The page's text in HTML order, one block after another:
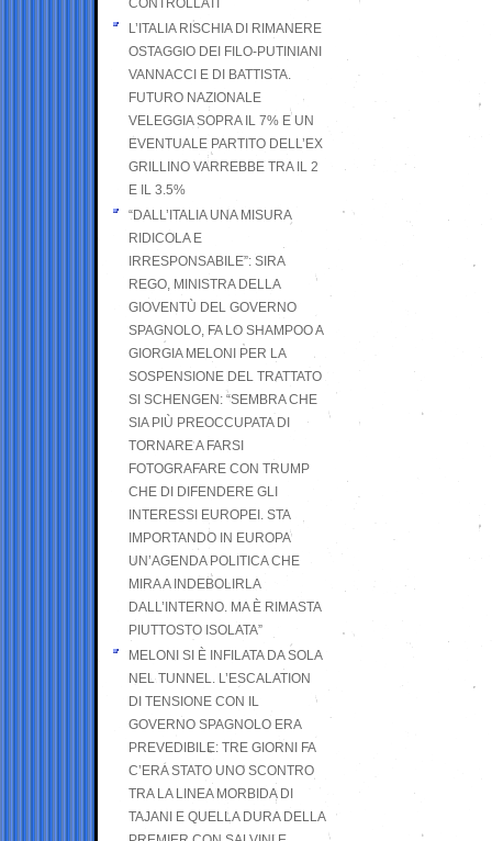
CONTROLLATI
L’ITALIA RISCHIA DI RIMANERE
OSTAGGIO DEI FILO-PUTINIANI
VANNACCI E DI BATTISTA.
FUTURO NAZIONALE
VELEGGIA SOPRA IL 7% E UN
EVENTUALE PARTITO DELL’EX
GRILLINO VARREBBE TRA IL 2
E IL 3.5%
“DALL’ITALIA UNA MISURA
RIDICOLA E
IRRESPONSABILE”: SIRA
REGO, MINISTRA DELLA
GIOVENTÙ DEL GOVERNO
SPAGNOLO, FA LO SHAMPOO A
GIORGIA MELONI PER LA
SOSPENSIONE DEL TRATTATO
SI SCHENGEN: “SEMBRA CHE
SIA PIÙ PREOCCUPATA DI
TORNARE A FARSI
FOTOGRAFARE CON TRUMP
CHE DI DIFENDERE GLI
INTERESSI EUROPEI. STA
IMPORTANDO IN EUROPA
UN’AGENDA POLITICA CHE
MIRA A INDEBOLIRLA
DALL’INTERNO. MA È RIMASTA
PIUTTOSTO ISOLATA”
MELONI SI È INFILATA DA SOLA
NEL TUNNEL. L’ESCALATION
DI TENSIONE CON IL
GOVERNO SPAGNOLO ERA
PREVEDIBILE: TRE GIORNI FA
C’ERA STATO UNO SCONTRO
TRA LA LINEA MORBIDA DI
TAJANI E QUELLA DURA DELLA